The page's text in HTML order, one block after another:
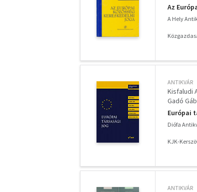
Az
A Hely
ANTIKVÁR
Kisfaludi
Gadó
Európai
Diófa
KJK-
ANTIKVÁR